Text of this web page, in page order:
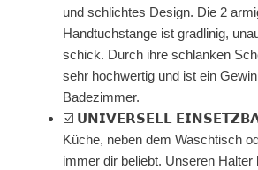
und schlichtes Design. Die 2
Handtuchstange ist gradlinig,
schick. Durch ihre schlanken
sehr hochwertig und ist ein
Badezimmer.
☑️ 𝗨𝗡𝗜𝗩𝗘𝗥𝗦𝗘𝗟𝗟
Küche, neben dem Waschtisch
immer dir beliebt. Unseren Halter